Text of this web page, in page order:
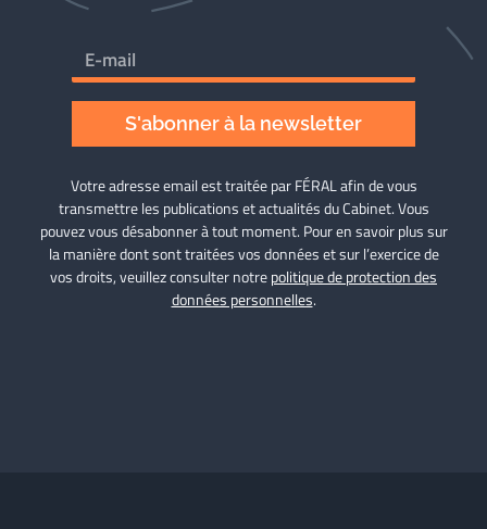
S'abonner à la newsletter
Votre adresse email est traitée par FÉRAL afin de vous
transmettre les publications et actualités du Cabinet. Vous
pouvez vous désabonner à tout moment. Pour en savoir plus sur
la manière dont sont traitées vos données et sur l’exercice de
vos droits, veuillez consulter notrepolitique de protection des
données personnelles.